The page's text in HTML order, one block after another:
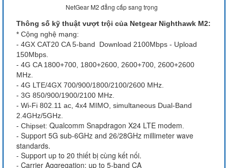
NetGear M2 đẳng cấp sang trọng
Thông số kỹ thuật vượt trội của Netgear Nighthawk M2:
* Cộng nghệ mạng:
- 4GX CAT20 CA 5-band Download 2100Mbps - Upload
150Mbps.
- 4G CA 1800+700, 1800+2600, 2600+700, 2600+2600
MHz.
- 4G LTE/4GX 700/900/1800/2100/2600 MHz.
- 3G 850/900/1900/2100 MHz.
- Wi-Fi 802.11 ac, 4x4 MIMO, simultaneous Dual-Band
2.4GHz/5GHz.
- Chipset: Qualcomm Snapdragon X24 LTE modem.
- Support 5G sub-6GHz and 26/28GHz millimeter wave
standards.
- Support up to 20 thiết bị cùng kết nối.
- Carrier Aggregation: up to 5-band CA